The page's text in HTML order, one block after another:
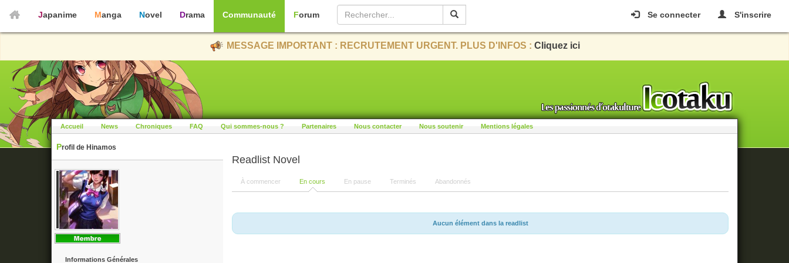
Se connecter S'inscrire
Japanime Manga Novel Drama Communauté Forum
MESSAGE IMPORTANT : RECRUTEMENT URGENT. PLUS D'INFOS : Cliquez ici
Accueil News Chroniques FAQ Qui sommes-nous ? Partenaires Nous contacter Nous soutenir Mentions légales
Profil de Hinamos
Informations Générales
Readlist Novel
À commencer En cours En pause Terminés Abandonnés
Aucun élément dans la readlist